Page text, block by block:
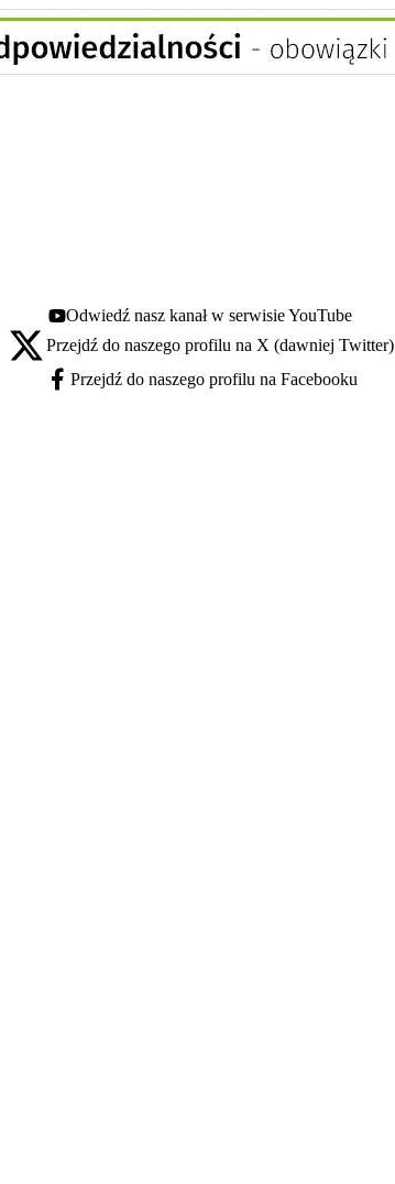
Youtube - otwiera się w nowej karcie
Odwiedź nasz kanał w serwisie YouTube
X - otwiera się w nowej karcie
Przejdź do naszego profilu na X (dawniej Twitter)
Facebook - otwiera się w nowej karcie
Przejdź do naszego profilu na Facebooku